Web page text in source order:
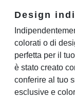
Design
colorati o di
perfetta per il
è stato creato
conferire al tuo
esclusive e